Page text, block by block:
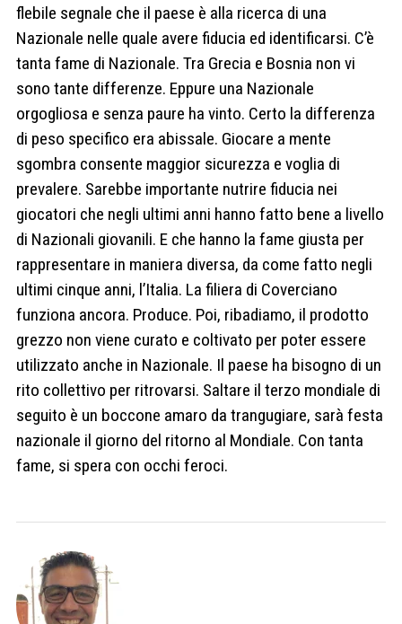
flebile segnale che il paese è alla ricerca di una
Nazionale nelle quale avere fiducia ed identificarsi. C’è
tanta fame di Nazionale. Tra Grecia e Bosnia non vi
sono tante differenze. Eppure una Nazionale
orgogliosa e senza paure ha vinto. Certo la differenza
di peso specifico era abissale. Giocare a mente
sgombra consente maggior sicurezza e voglia di
prevalere. Sarebbe importante nutrire fiducia nei
giocatori che negli ultimi anni hanno fatto bene a livello
di Nazionali giovanili. E che hanno la fame giusta per
rappresentare in maniera diversa, da come fatto negli
ultimi cinque anni, l’Italia. La filiera di Coverciano
funziona ancora. Produce. Poi, ribadiamo, il prodotto
grezzo non viene curato e coltivato per poter essere
utilizzato anche in Nazionale. Il paese ha bisogno di un
rito collettivo per ritrovarsi. Saltare il terzo mondiale di
seguito è un boccone amaro da trangugiare, sarà festa
nazionale il giorno del ritorno al Mondiale. Con tanta
fame, si spera con occhi feroci.